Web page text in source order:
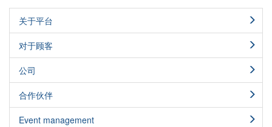
关于平台
对于顾客
公司
合作伙伴
Event management